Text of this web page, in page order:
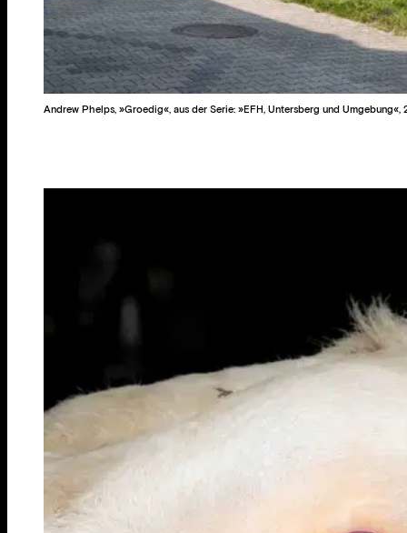
Andrew Phelps, »Groedig«, aus der Serie: »EFH, Untersberg und Umgebung«,